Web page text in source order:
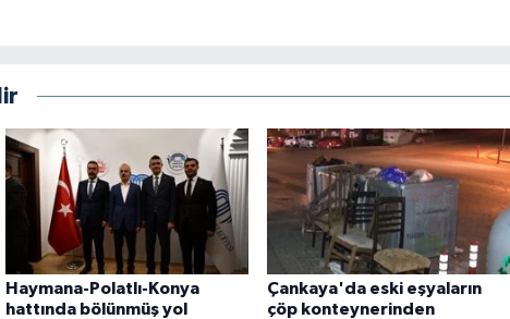
Haymana-Polatlı-Konya
hattında bölünmüş yol
Çankaya'da eski eşyaların
çöp konteynerinden